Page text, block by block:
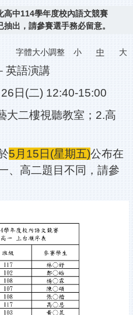
高中114學年度校內語文競賽
出，請參賽選手務必留意。
字體大小調整 小 中 大
英語演講
日(二) 12:40-15:00
大二樓視聽教室；2.高
5月15日(星期五)公布在
、高二題目不同，請參